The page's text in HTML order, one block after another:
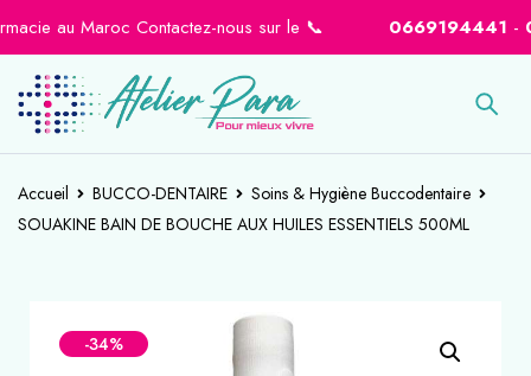
au Maroc Contactez-nous sur le 📞 0669194441-
Accueil BUCCO-DENTAIRE
Soins & Hygiène Buccodentaire
SOUAKINE BAIN DE BOUCHE AUX HUILES ESSENTIELS 500ML
-34%